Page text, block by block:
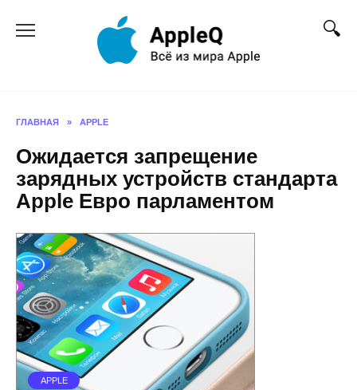
ГЛАВНАЯ » APPLE
Ожидается запрещение
зарядных устройств стандарта
Apple Евро парламентом
APPLE